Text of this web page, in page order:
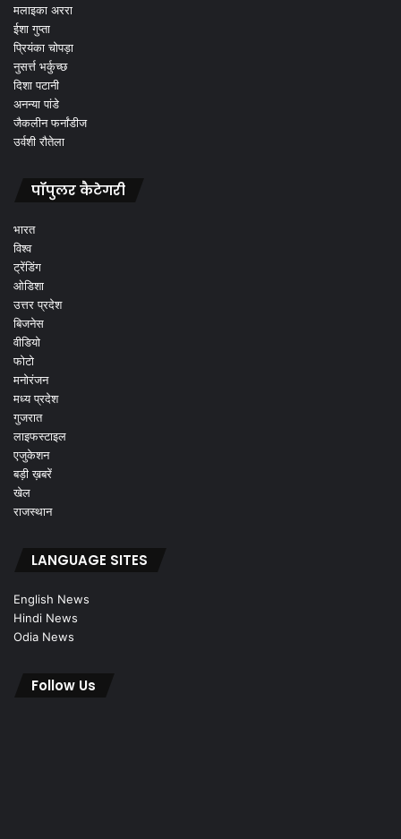
मलाइका अररा
ईशा गुप्ता
प्रियंका चोपड़ा
नुसर्त्त भर्कुच्छ
दिशा पटानी
अनन्या पांडे
जैकलीन फर्नांडीज
उर्वशी रौतेला
पॉपुलर कैटेगरी
भारत
विश्व
ट्रेंडिंग
ओडिशा
उत्तर प्रदेश
बिजनेस
वीडियो
फोटो
मनोरंजन
मध्य प्रदेश
गुजरात
लाइफस्टाइल
एजुकेशन
बड़ी ख़बरें
खेल
राजस्थान
LANGUAGE SITES
English News
Hindi News
Odia News
Follow Us